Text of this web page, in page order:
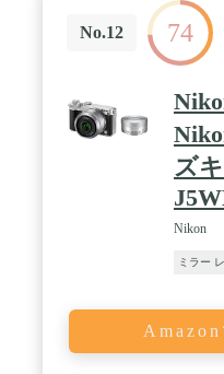
No.12 74
ズ
Nikon
ミラー
Amazon